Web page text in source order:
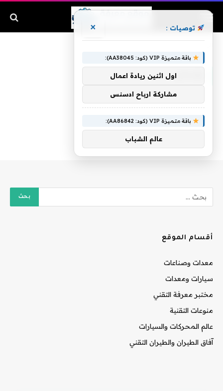
يقدمان
أقسام الموقع
معدات وصناعات
سيارات ومعدات
مختبر معرفة التقني
منوعات التقنية
عالم المحركات والسيارات
آفاق الطيران والطيران التقني
توصيات : ×
باقة متميزة VIP (كود: AA38045):
اول اثنين ريادة اعمال
مشاركة ارباح ادسنس
باقة متميزة VIP (كود: AA86842):
عالم الشباب